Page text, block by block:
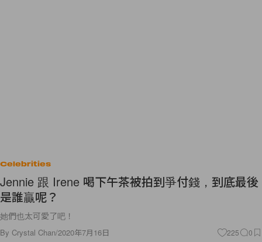
Celebrities
Jennie 跟 Irene 喝下午茶被拍到爭付錢，到底最後
是誰贏呢？
她們也太可愛了吧！
By Crystal Chan/2020年7月16日 225 0